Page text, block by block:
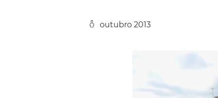
outubro 2013